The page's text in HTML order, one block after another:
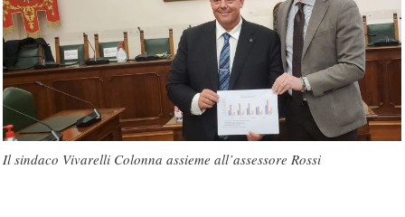
Il sindaco Vivarelli Colonna assieme all’assessore Rossi